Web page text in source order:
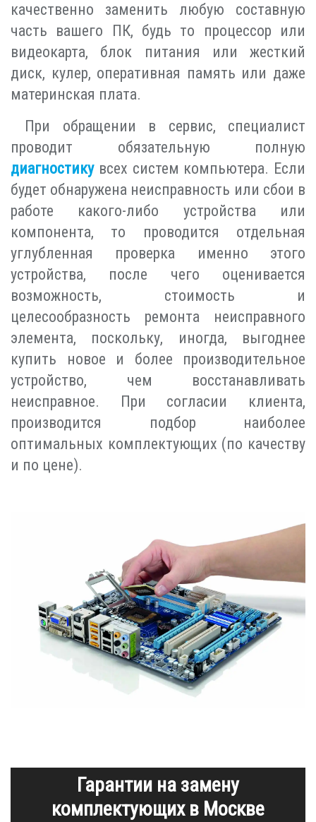
качественно заменить любую составную
часть вашего ПК, будь то процессор или
видеокарта, блок питания или жесткий
диск, кулер, оперативная память или даже
материнская плата.
При обращении в сервис, специалист
проводит обязательную полную
диагностикувсех систем компьютера. Если
будет обнаружена неисправность или сбои в
работе какого-либо устройства или
компонента, то проводится отдельная
углубленная проверка именно этого
устройства, после чего оценивается
возможность, стоимость и
целесообразность ремонта неисправного
элемента, поскольку, иногда, выгоднее
купить новое и более производительное
устройство, чем восстанавливать
неисправное. При согласии клиента,
производится подбор наиболее
оптимальных комплектующих (по качеству
и по цене).
Гарантии на замену
комплектующих в Москве